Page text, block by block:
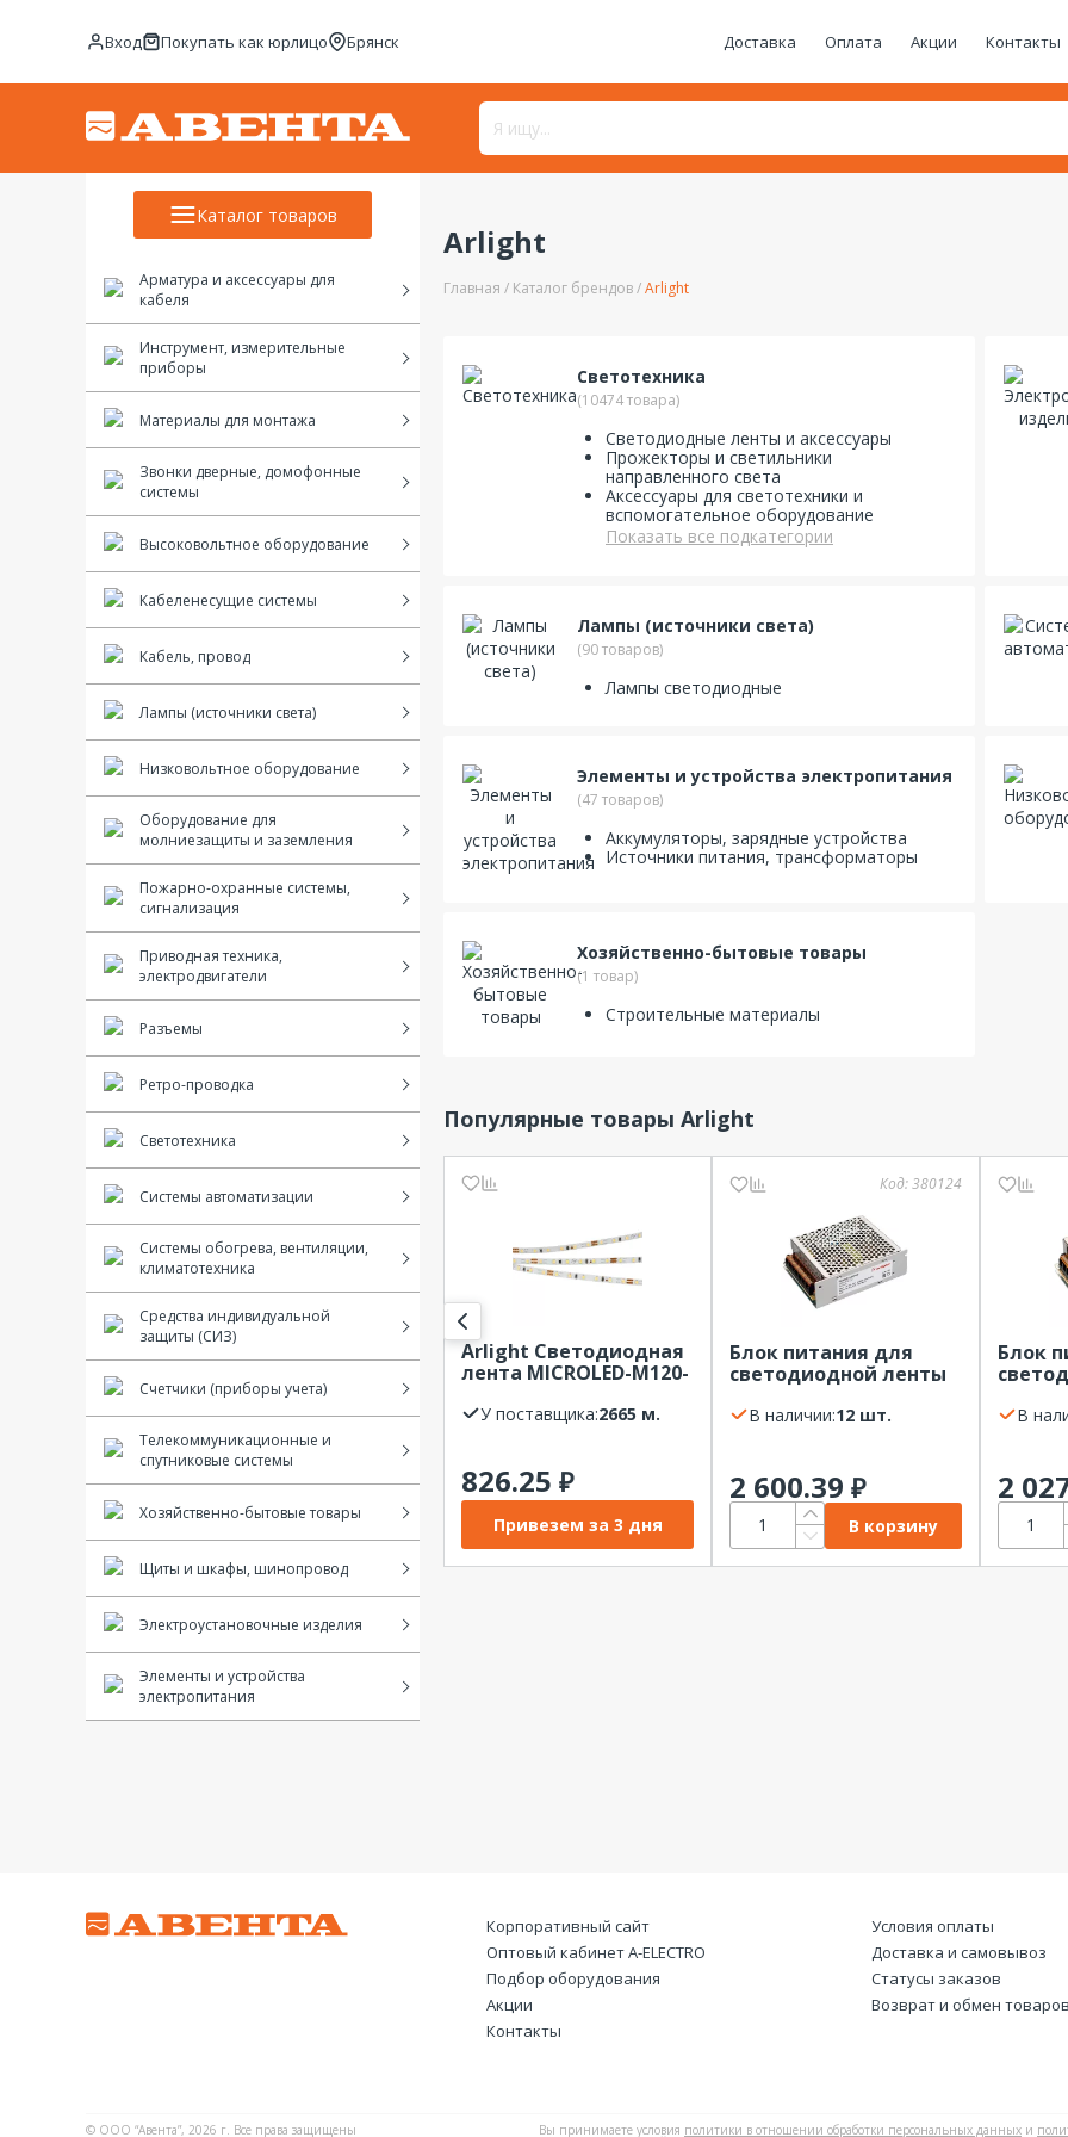
Вход Покупать как юрлицо Брянск Доставка Оплата Акции Контакты
Каталог товаров
Арматура и аксессуары для
кабеля
Инструмент, измерительные
приборы
Материалы для монтажа
Звонки дверные, домофонные
системы
Высоковольтное оборудование
Кабеленесущие системы
Кабель, провод
Лампы (источники света)
Низковольтное оборудование
Оборудование для
молниезащиты и заземления
Пожарно-охранные системы,
сигнализация
Приводная техника,
электродвигатели
Разъемы
Ретро-проводка
Светотехника
Системы автоматизации
Системы обогрева, вентиляции,
климатотехника
Средства индивидуальной
защиты (СИЗ)
Счетчики (приборы учета)
Телекоммуникационные и
спутниковые системы
Хозяйственно-бытовые товары
Щиты и шкафы, шинопровод
Электроустановочные изделия
Элементы и устройства
электропитания
Arlight
Главная Каталог брендов Arlight
Светотехника
(10474 товара)
Светодиодные ленты и аксессуары
Прожекторы и светильники
направленного света
Аксессуары для светотехники и
вспомогательное оборудование
Показать все подкатегории
Лампы (источники света)
(90 товаров)
Лампы светодиодные
Элементы и устройства электропитания
(47 товаров)
Аккумуляторы, зарядные устройства
Источники питания, трансформаторы
Хозяйственно-бытовые товары
(1 товар)
Строительные материалы
Популярные товары Arlight
Arlight Светодиодная
лента MICROLED-M120-
W/m, IP20, 2216, 5m)
У поставщика: 2665 м.
826.25 ₽
Привезем за 3 дня
Код:380124
Блок питания для
светодиодной ленты
12 ARLIGHT
В наличии: 12 шт.
2 600.39 ₽
В корзину
Блок
В
2
Корпоративный сайт
Оптовый кабинет А-ELECTRO
Подбор оборудования
Акции
Контакты
Условия оплаты
Доставка и самовывоз
Статусы заказов
Возврат и обмен товаров
© ООО “Авента”, 2026 г. Все права защищены Вы принимаете условия политики в отношении обработки персональных данных и